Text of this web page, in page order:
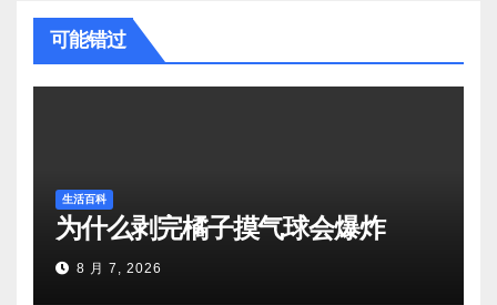
可能错过
生活百科
为什么剥完橘子摸气球会爆炸
8 月 7, 2026